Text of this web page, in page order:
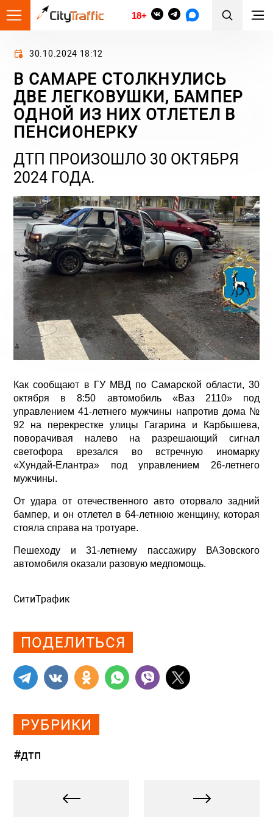
18+
30.10.2024 18:12
В САМАРЕ СТОЛКНУЛИСЬ
ДВЕ ЛЕГКОВУШКИ, БАМПЕР
ОДНОЙ ИЗ НИХ ОТЛЕТЕЛ В
ПЕНСИОНЕРКУ
ДТП ПРОИЗОШЛО 30 ОКТЯБРЯ
2024 ГОДА.
Как сообщают в ГУ МВД по Самарской области, 30
октября в 8:50 автомобиль «Ваз 2110» под
управлением 41-летнего мужчины напротив дома №
92 на перекрестке улицы Гагарина и Карбышева,
поворачивая налево на разрешающий сигнал
светофора врезался во встречную иномарку
«Хундай-Елантра» под управлением 26-летнего
мужчины.
От удара от отечественного авто оторвало задний
бампер, и он отлетел в 64-летнюю женщину, которая
стояла справа на тротуаре.
Пешеходу и 31-летнему пассажиру ВАЗовского
автомобиля оказали разовую медпомощь.
СитиТрафик
ПОДЕЛИТЬСЯ
РУБРИКИ
#дтп